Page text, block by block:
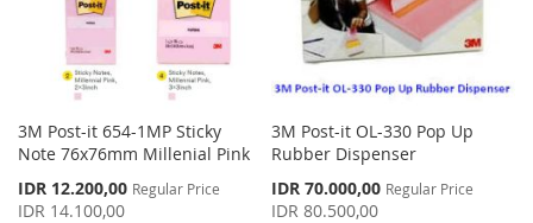
3M Post-it 654-1MP Sticky
Note 76x76mm Millenial Pink
Special
Price
IDR 12.200,00 Regular Price
IDR 14.100,00
3M Post-it OL-330 Pop Up
Rubber Dispenser
Special
Price
IDR 70.000,00 Regular Price
IDR 80.500,00